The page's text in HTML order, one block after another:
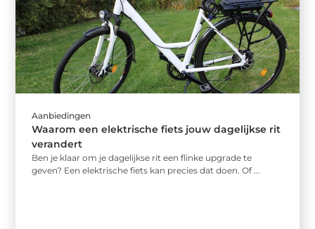
Aanbiedingen
Waarom een elektrische fiets jouw dagelijkse rit
verandert
Ben je klaar om je dagelijkse rit een flinke upgrade te
geven? Een elektrische fiets kan precies dat doen. Of ...